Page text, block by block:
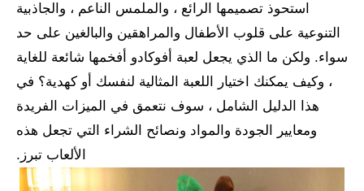
استحوذ تصميمها الرائع ، والملمس الناعم ، والجاذبية
التنوعية على قلوب الأطفال والمراهقين والبالغين على حد
سواء. ولكن ما الذي يجعل لعبة أفوكادو أفخمها شائعة للغاية
، وكيف يمكنك اختيار اللعبة المثالية لنفسك أو كهدية؟ في
هذا الدليل الشامل ، سوف نتعمق في الميزات الفريدة
ومعايير الجودة والمواد ونصائح الشراء التي تجعل هذه
الألعاب تبرز.